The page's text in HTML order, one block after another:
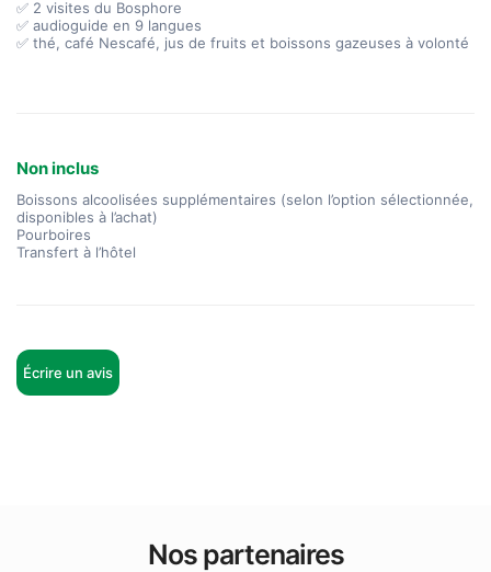
✅ 2 visites du Bosphore
✅ audioguide en 9 langues
✅ thé, café Nescafé, jus de fruits et boissons gazeuses à volonté
Non inclus
Boissons alcoolisées supplémentaires (selon l’option sélectionnée,
disponibles à l’achat)
Pourboires
Transfert à l’hôtel
Écrire un avis
Nos partenaires